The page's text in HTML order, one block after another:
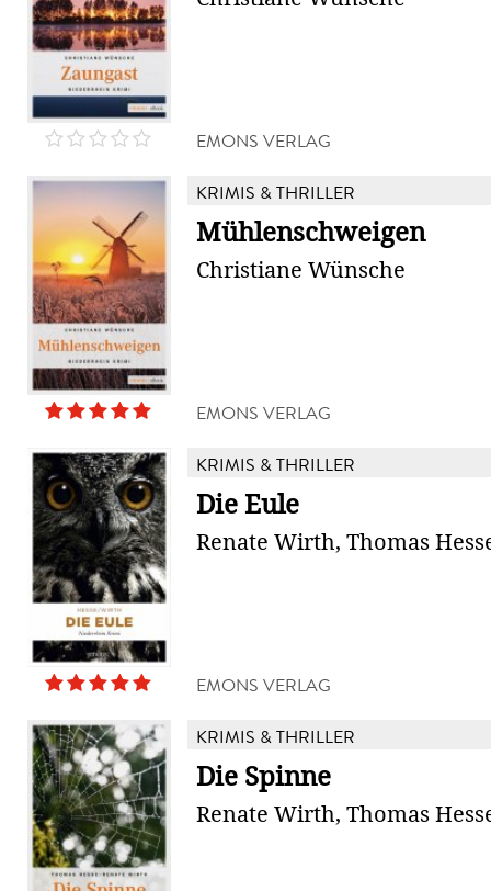
EMONS VERLAG
KRIMIS & THRILLER
Mühlenschweigen
Christiane Wünsche
EMONS VERLAG
KRIMIS & THRILLER
Die Eule
Renate Wirth, Thomas
EMONS VERLAG
KRIMIS & THRILLER
Die Spinne
Renate Wirth, Thomas